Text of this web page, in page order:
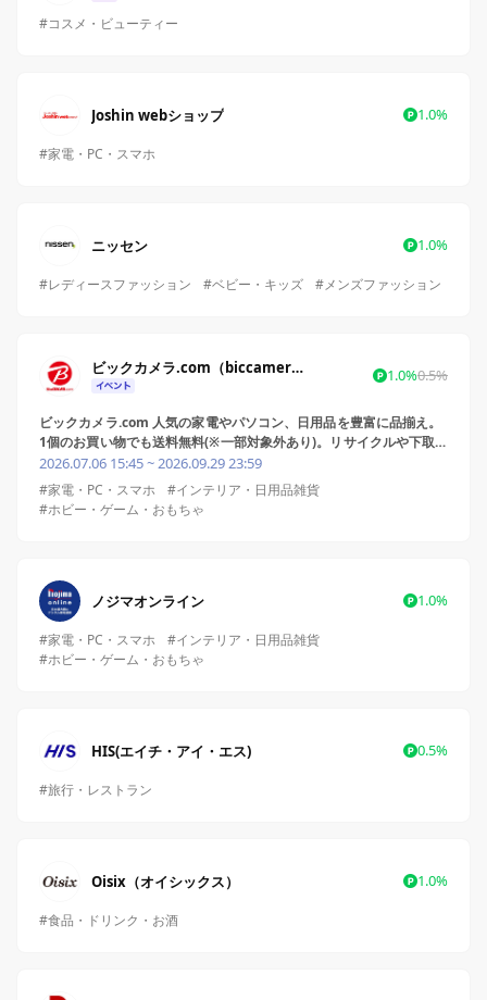
#コスメ・ビューティー
Joshin webショップ 1.0%
#家電・PC・スマホ
ニッセン 1.0%
#レディースファッション #ベビー・キッズ #メンズファッション
ビックカメラ.com（biccamera.com） 1.0%0.5%
ビックカメラ.com 人気の家電やパソコン、日用品を豊富に品揃え。
1個のお買い物でも送料無料(※一部対象外あり)。リサイクルや下取
り、各種工事もお得で安心。貯まったポイントでお得なお買い物を！
2026.07.06 15:45 ~ 2026.09.29 23:59
#家電・PC・スマホ
#インテリア・日用品雑貨
#ホビー・ゲーム・おもちゃ
ノジマオンライン 1.0%
#家電・PC・スマホ
#インテリア・日用品雑貨
#ホビー・ゲーム・おもちゃ
HIS(エイチ・アイ・エス) 0.5%
#旅行・レストラン
Oisix（オイシックス） 1.0%
#食品・ドリンク・お酒